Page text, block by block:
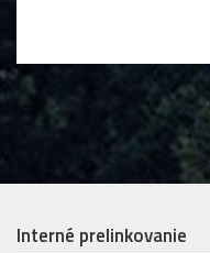
Interné prelinkovanie